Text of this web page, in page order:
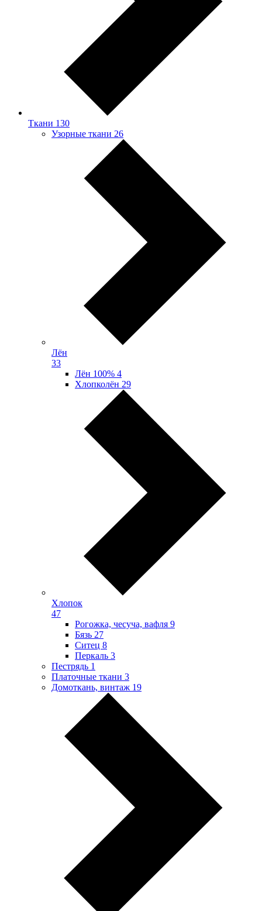
Ткани 130
Узорные ткани 26
Лён
33
Лён 100% 4
Хлопколён 29
Хлопок
47
Рогожка, чесуча, вафля 9
Бязь 27
Ситец 8
Перкаль 3
Пестрядь 1
Платочные ткани 3
Домоткань, винтаж 19